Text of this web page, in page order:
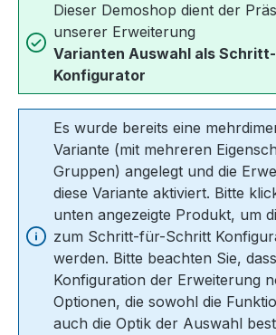
Dieser Demoshop dient der
unserer Erweiterung
Varianten Auswahl als
Konfigurator
Es wurde bereits eine
Variante (mit mehreren
Gruppen) angelegt und die
diese Variante aktiviert. Bitte
unten angezeigte Produkt, um
zum Schritt-für-Schritt
werden. Bitte beachten Sie,
Konfiguration der Erweiterung
Optionen, die sowohl die
auch die Optik der Auswahl